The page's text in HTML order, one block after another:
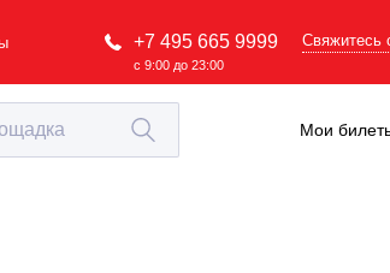
+7 495 665 9999
с 9:00 до 23:00
Свяжитесь
Мои